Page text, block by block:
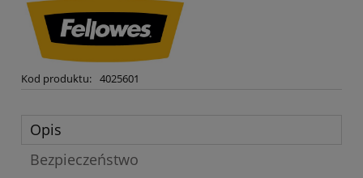
Kod produktu: 4025601
Opis
Bezpieczeństwo